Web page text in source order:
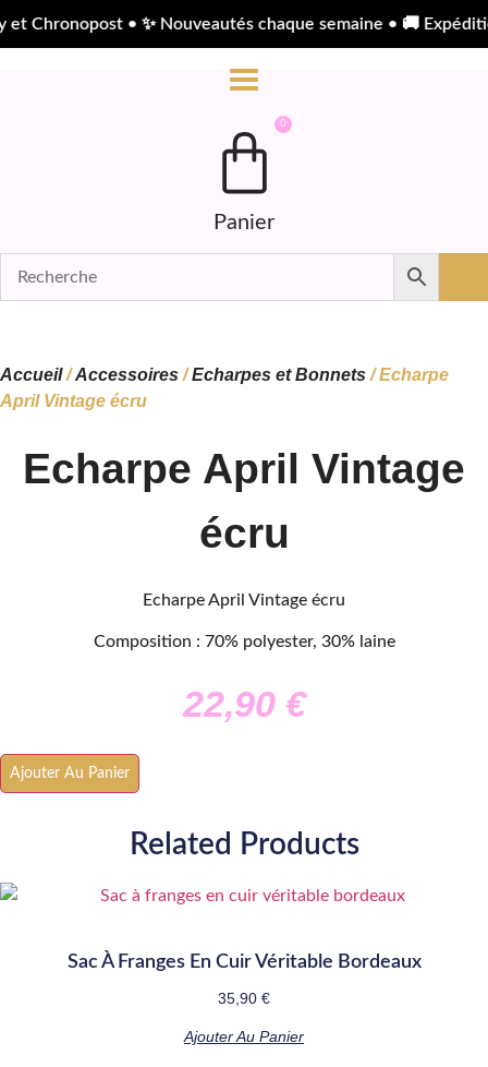
au
• ✨ Nouveautés chaque semaine • 🚚 Expédition en 48h
0
Panier
Accueil/Accessoires /Echarpes et Bonnets / Echarpe
April Vintage écru
Echarpe April Vintage
écru
Echarpe April Vintage écru
Composition : 70% polyester, 30% laine
22,90 €
quantité
de
Echarpe
Ajouter Au Panier
Related Products
Sac À Franges En Cuir Véritable Bordeaux
35,90 €
Ajouter Au Panier